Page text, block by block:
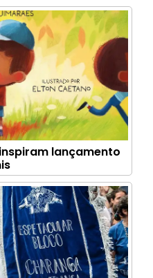
lançamento